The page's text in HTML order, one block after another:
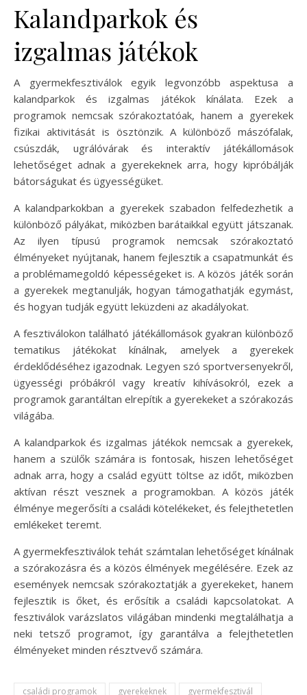
Kalandparkok és
izgalmas játékok
A gyermekfesztiválok egyik legvonzóbb aspektusa a
kalandparkok és izgalmas játékok kínálata. Ezek a
programok nemcsak szórakoztatóak, hanem a gyerekek
fizikai aktivitását is ösztönzik. A különböző mászófalak,
csúszdák, ugrálóvárak és interaktív játékállomások
lehetőséget adnak a gyerekeknek arra, hogy kipróbálják
bátorságukat és ügyességüket.
A kalandparkokban a gyerekek szabadon felfedezhetik a
különböző pályákat, miközben barátaikkal együtt játszanak.
Az ilyen típusú programok nemcsak szórakoztató
élményeket nyújtanak, hanem fejlesztik a csapatmunkát és
a problémamegoldó képességeket is. A közös játék során
a gyerekek megtanulják, hogyan támogathatják egymást,
és hogyan tudják együtt leküzdeni az akadályokat.
A fesztiválokon található játékállomások gyakran különböző
tematikus játékokat kínálnak, amelyek a gyerekek
érdeklődéséhez igazodnak. Legyen szó sportversenyekről,
ügyességi próbákról vagy kreatív kihívásokról, ezek a
programok garantáltan elrepítik a gyerekeket a szórakozás
világába.
A kalandparkok és izgalmas játékok nemcsak a gyerekek,
hanem a szülők számára is fontosak, hiszen lehetőséget
adnak arra, hogy a család együtt töltse az időt, miközben
aktívan részt vesznek a programokban. A közös játék
élménye megerősíti a családi kötelékeket, és felejthetetlen
emlékeket teremt.
A gyermekfesztiválok tehát számtalan lehetőséget kínálnak
a szórakozásra és a közös élmények megélésére. Ezek az
események nemcsak szórakoztatják a gyerekeket, hanem
fejlesztik is őket, és erősítik a családi kapcsolatokat. A
fesztiválok varázslatos világában mindenki megtalálhatja a
neki tetsző programot, így garantálva a felejthetetlen
élményeket minden résztvevő számára.
családi programok gyerekeknek gyermekfesztivál